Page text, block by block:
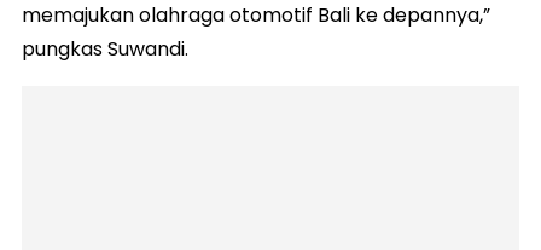
memajukan olahraga otomotif Bali ke depannya,”
pungkas Suwandi.